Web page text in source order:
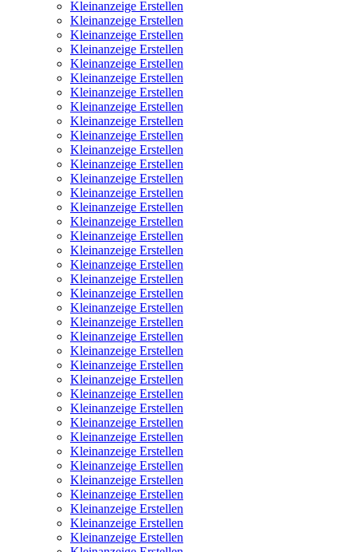
Kleinanzeige Erstellen
Kleinanzeige Erstellen
Kleinanzeige Erstellen
Kleinanzeige Erstellen
Kleinanzeige Erstellen
Kleinanzeige Erstellen
Kleinanzeige Erstellen
Kleinanzeige Erstellen
Kleinanzeige Erstellen
Kleinanzeige Erstellen
Kleinanzeige Erstellen
Kleinanzeige Erstellen
Kleinanzeige Erstellen
Kleinanzeige Erstellen
Kleinanzeige Erstellen
Kleinanzeige Erstellen
Kleinanzeige Erstellen
Kleinanzeige Erstellen
Kleinanzeige Erstellen
Kleinanzeige Erstellen
Kleinanzeige Erstellen
Kleinanzeige Erstellen
Kleinanzeige Erstellen
Kleinanzeige Erstellen
Kleinanzeige Erstellen
Kleinanzeige Erstellen
Kleinanzeige Erstellen
Kleinanzeige Erstellen
Kleinanzeige Erstellen
Kleinanzeige Erstellen
Kleinanzeige Erstellen
Kleinanzeige Erstellen
Kleinanzeige Erstellen
Kleinanzeige Erstellen
Kleinanzeige Erstellen
Kleinanzeige Erstellen
Kleinanzeige Erstellen
Kleinanzeige Erstellen